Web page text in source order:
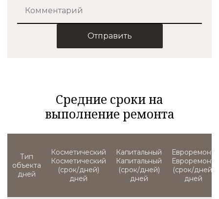
Отправить
Средние сроки на
выполнение ремонта
Тип
объекта
Косметический
(срок/дней)
Капитальный
(срок/дней)
Евроремонт
(срок/дней)